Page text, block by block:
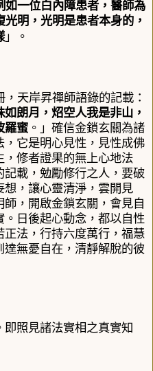
如一位白內障患者，醫師為
明，光明是患者本身的，
」。
天岸昇禪師語錄的記載：
朗月，炤空人我是非山，
羅蜜 。」確信金鎖玄關為諸
它是明心見性，見性成佛
修者證果的無上心地法
記載，勉勵修行之人，要破
想，讓心靈清淨，雲開見
，開啟金鎖玄關，會見自
。日後起心動念，都以自性
正法，行持六度萬行，福慧
達無憂自在 ，清靜解脫的彼
照見諸法實相之真實知